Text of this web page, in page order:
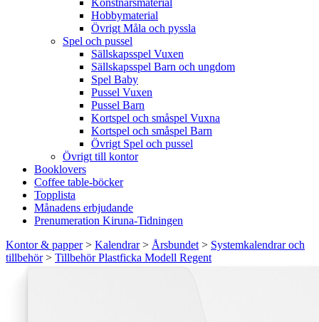
Konstnärsmaterial
Hobbymaterial
Övrigt Måla och pyssla
Spel och pussel
Sällskapsspel Vuxen
Sällskapsspel Barn och ungdom
Spel Baby
Pussel Vuxen
Pussel Barn
Kortspel och småspel Vuxna
Kortspel och småspel Barn
Övrigt Spel och pussel
Övrigt till kontor
Booklovers
Coffee table-böcker
Topplista
Månadens erbjudande
Prenumeration Kiruna-Tidningen
Kontor & papper> Kalendrar> Årsbundet > Systemkalendrar och
tillbehör> Tillbehör Plastficka Modell Regent